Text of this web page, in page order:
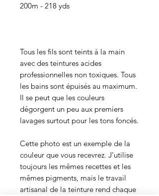
200m - 218 yds
Tous les fils sont teints à la main
avec des teintures acides
professionnelles non toxiques. Tous
les bains sont épuisés au maximum.
Il se peut que les couleurs
dégorgent un peu aux premiers
lavages surtout pour les tons foncés.
Cette photo est un exemple de la
couleur que vous recevrez. J’utilise
toujours les mêmes recettes et les
mêmes pigments, mais le travail
artisanal de la teinture rend chaque